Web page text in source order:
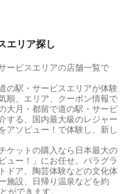
エリア探し
ービスエリアの店舗一覧で
の駅・サービスエリアが体験
順、エリア、クーポン情報で
大月・都留で道の駅・サービ
する、国内最大級のレジャー
アソビュー！で体験し、新し
ケットの購入なら日本最大の
ュー！」にお任せ。パラグラ
ドア、陶芸体験などの文化体
施設、日帰り温泉などを約
ができます。